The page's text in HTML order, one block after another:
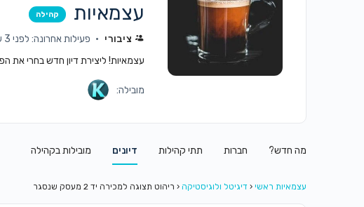
עצמאיות קהילה
ציבורי
פעילות אחרונה: לפני 3 שעות
עצמאיות! ליצירת דיון חדש בחרי את
מובילה:
מה חדש? חברות תתי קהילות דיונים מובילות בקהילה
עצמאיות ראשי ‹ דיגיטל ולוגיסטיקה ‹ ריהוט תצוגה למכירה יד 2 מעסק שנסגר